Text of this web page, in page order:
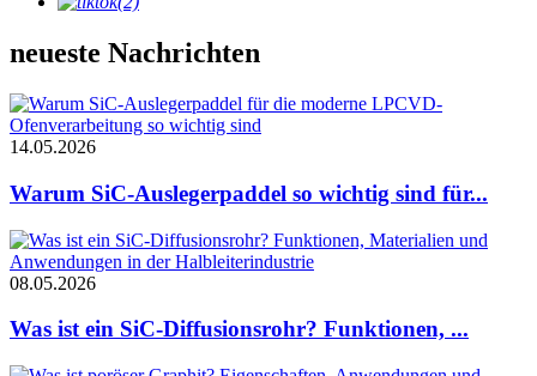
neueste Nachrichten
14.05.2026
Warum SiC-Auslegerpaddel so wichtig sind für...
08.05.2026
Was ist ein SiC-Diffusionsrohr? Funktionen, ...